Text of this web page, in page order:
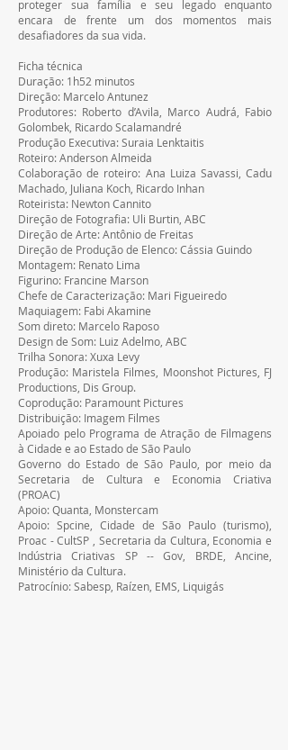
proteger sua família e seu legado enquanto
encara de frente um dos momentos mais
desafiadores da sua vida.
Ficha técnica
Duração: 1h52 minutos
Direção: Marcelo Antunez
Produtores: Roberto d’Avila, Marco Audrá, Fabio
Golombek, Ricardo Scalamandré
Produção Executiva: Suraia Lenktaitis
Roteiro: Anderson Almeida
Colaboração de roteiro: Ana Luiza Savassi, Cadu
Machado, Juliana Koch, Ricardo Inhan
Roteirista: Newton Cannito
Direção de Fotografia: Uli Burtin, ABC
Direção de Arte: Antônio de Freitas
Direção de Produção de Elenco: Cássia Guindo
Montagem: Renato Lima
Figurino: Francine Marson
Chefe de Caracterização: Mari Figueiredo
Maquiagem: Fabi Akamine
Som direto: Marcelo Raposo
Design de Som: Luiz Adelmo, ABC
Trilha Sonora: Xuxa Levy
Produção: Maristela Filmes, Moonshot Pictures, FJ
Productions, Dis Group.
Coprodução: Paramount Pictures
Distribuição: Imagem Filmes
Apoiado pelo Programa de Atração de Filmagens
à Cidade e ao Estado de São Paulo
Governo do Estado de São Paulo, por meio da
Secretaria de Cultura e Economia Criativa
(PROAC)
Apoio: Quanta, Monstercam
Apoio: Spcine, Cidade de São Paulo (turismo),
Proac - CultSP , Secretaria da Cultura, Economia e
Indústria Criativas SP -- Gov, BRDE, Ancine,
Ministério da Cultura.
Patrocínio: Sabesp, Raízen, EMS, Liquigás